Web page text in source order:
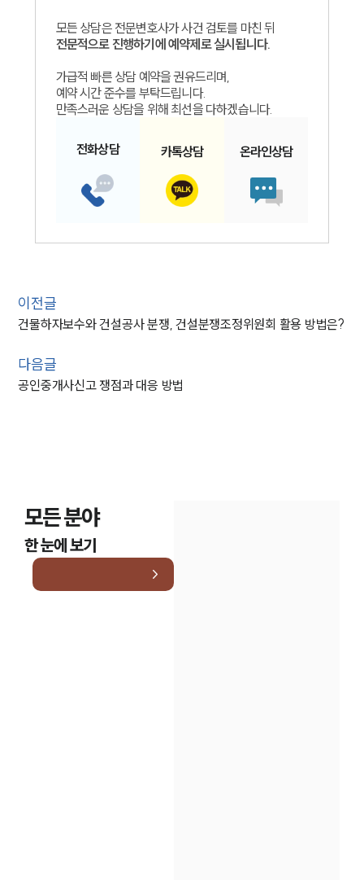
모든 상담은 전문변호사가 사건 검토를 마친 뒤
전문적으로 진행하기에 예약제로 실시됩니다.
가급적 빠른 상담 예약을 권유드리며,
예약 시간 준수를 부탁드립니다.
만족스러운 상담을 위해 최선을 다하겠습니다.
전화상담 카톡상담 온라인상담
이전글
건물하자보수와 건설공사 분쟁, 건설분쟁조정위원회 활용 방법은?
다음글
공인중개사신고 쟁점과 대응 방법
모든 분야
한 눈에 보기